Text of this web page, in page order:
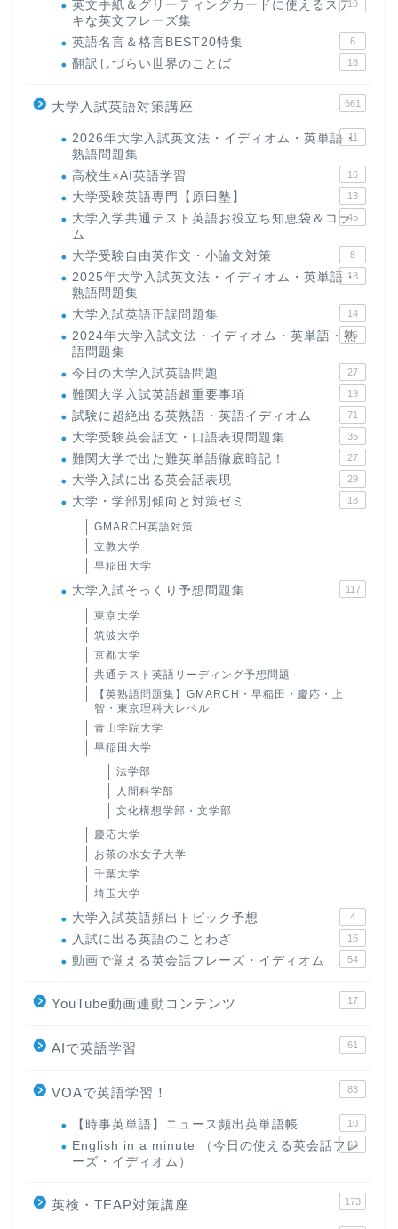
英文手紙＆グリーティングカードに使えるステ
キな英文フレーズ集
19
英語名言＆格言BEST20特集 6
翻訳しづらい世界のことば 18
大学入試英語対策講座 661
2026年大学入試英文法・イディオム・英単語・
熟語問題集
11
高校生×AI英語学習 16
大学受験英語専門【原田塾】 13
大学入学共通テスト英語お役立ち知恵袋＆コラ
ム
45
大学受験自由英作文・小論文対策 8
2025年大学入試英文法・イディオム・英単語・
熟語問題集
18
大学入試英語正誤問題集 14
2024年大学入試文法・イディオム・英単語・熟
語問題集
15
今日の大学入試英語問題 27
難関大学入試英語超重要事項 19
試験に超絶出る英熟語・英語イディオム 71
大学受験英会話文・口語表現問題集 35
難関大学で出た難英単語徹底暗記！ 27
大学入試に出る英会話表現 29
大学・学部別傾向と対策ゼミ 18
GMARCH英語対策
立教大学
早稲田大学
大学入試そっくり予想問題集 117
東京大学
筑波大学
京都大学
共通テスト英語リーディング予想問題
【英熟語問題集】GMARCH・早稲田・慶応・上
智・東京理科大レベル
青山学院大学
早稲田大学
法学部
人間科学部
文化構想学部・文学部
慶応大学
お茶の水女子大学
千葉大学
埼玉大学
大学入試英語頻出トピック予想 4
入試に出る英語のことわざ 16
動画で覚える英会話フレーズ・イディオム 54
YouTube動画連動コンテンツ 17
AIで英語学習 61
VOAで英語学習！ 83
【時事英単語】ニュース頻出英単語帳 10
English in a minute （今日の使える英会話フレ
ーズ・イディオム）
63
英検・TEAP対策講座 173